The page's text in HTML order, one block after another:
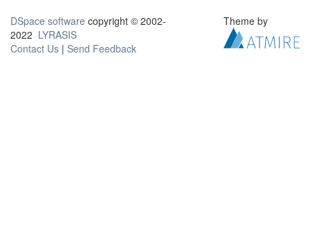
DSpace software copyright © 2002-
2022 LYRASIS
Contact Us | Send Feedback
Theme by